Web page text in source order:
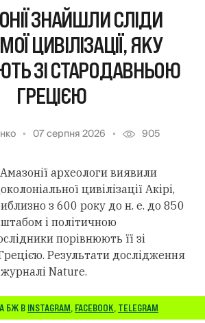
ЗНАЙШЛИ СЛІДИ
ЦИВІЛІЗАЦІЇ, ЯКУ
ЗІ СТАРОДАВНЬОЮ
ГРЕЦІЄЮ
07 серпня 2026 905
археологи виявили
цивілізації Акірі,
з 600 року до н. е. до 850
і політичною
порівнюють її зі
Результати дослідження
Nature.
БЖ В INSTAGRAM, FACEBOOK, TELEGRAM